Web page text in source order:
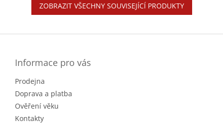
ZOBRAZIT VŠECHNY SOUVISEJÍCÍ PRODUKTY
Informace pro vás
Prodejna
Doprava a platba
Ověření věku
Kontakty